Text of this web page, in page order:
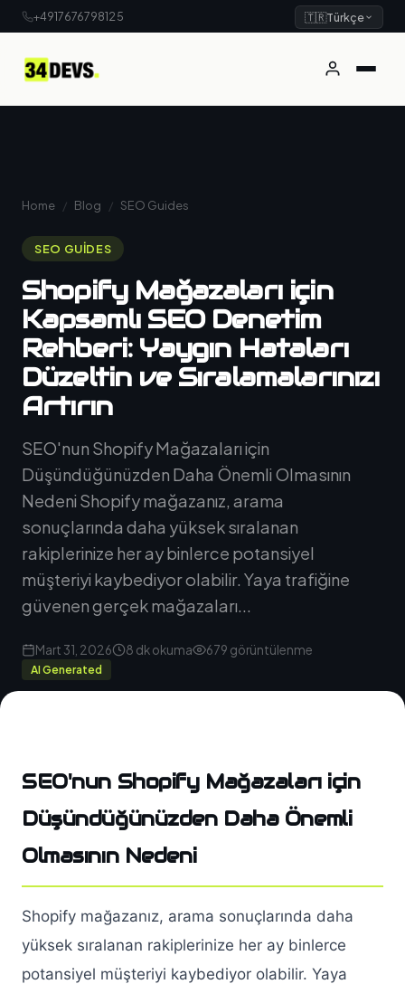
+4917676798125 🇹🇷Türkçe
Home / Blog / SEO Guides
SEO GUIDES
Shopify Mağazaları için
Kapsamlı SEO Denetim
Rehberi: Yaygın Hataları
Düzeltin ve Sıralamalarınızı
Artırın
SEO'nun Shopify Mağazaları için
Düşündüğünüzden Daha Önemli Olmasının
Nedeni Shopify mağazanız, arama
sonuçlarında daha yüksek sıralanan
rakiplerinize her ay binlerce potansiyel
müşteriyi kaybediyor olabilir. Yaya trafiğine
güvenen gerçek mağazaları...
Mart 31, 2026 8 dk okuma 679 görüntülenme
AI Generated
SEO'nun Shopify Mağazaları için
Düşündüğünüzden Daha Önemli
Olmasının Nedeni
Shopify mağazanız, arama sonuçlarında daha
yüksek sıralanan rakiplerinize her ay binlerce
potansiyel müşteriyi kaybediyor olabilir. Yaya